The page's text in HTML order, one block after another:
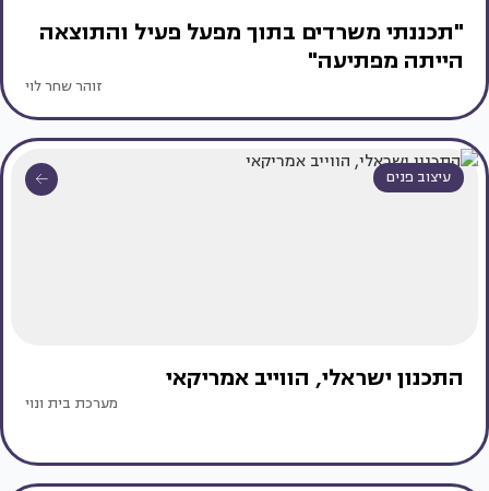
"תכננתי משרדים בתוך מפעל פעיל והתוצאה
הייתה מפתיעה"
זוהר שחר לוי
עיצוב פנים
התכנון ישראלי, הווייב אמריקאי
מערכת בית ונוי